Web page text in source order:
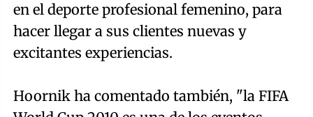
en el deporte profesional femenino, para
hacer llegar a sus clientes nuevas y
excitantes experiencias.
Hoornik ha comentado también, "la FIFA